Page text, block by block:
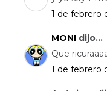
1 de febrero
MONI dijo...
Que
1 de febrero